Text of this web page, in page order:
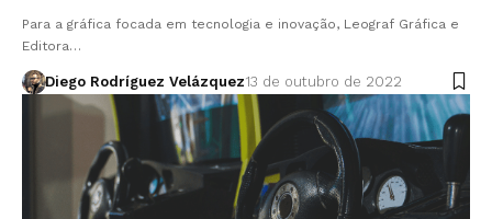
Para a gráfica focada em tecnologia e inovação, Leograf Gráfica e
Editora…
Diego Rodríguez Velázquez13 de outubro de 2022